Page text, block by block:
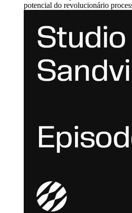
potencial do revolucionário